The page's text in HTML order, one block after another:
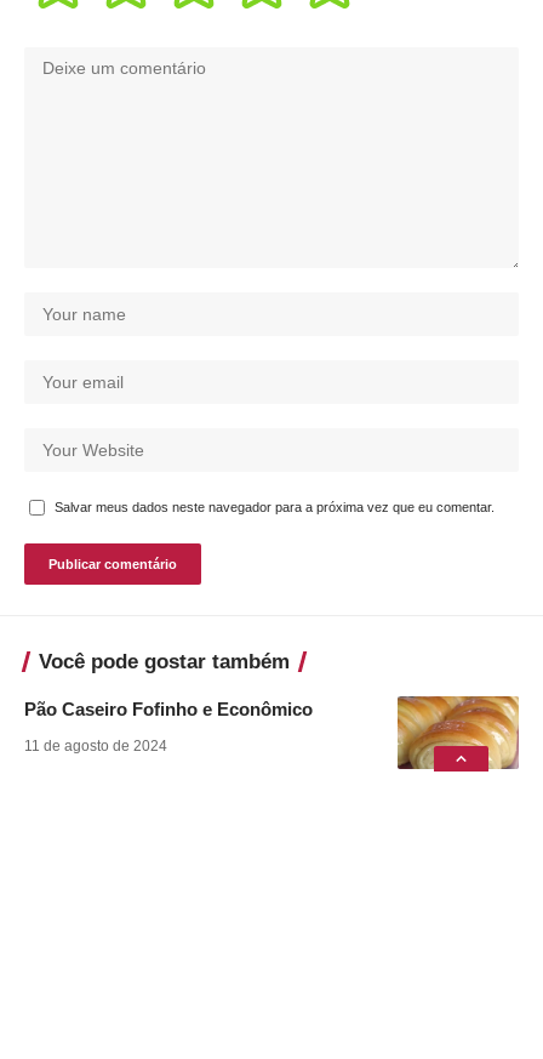
Salvar meus dados neste navegador para a próxima vez que eu comentar.
Você pode gostar também
Pão Caseiro Fofinho e Econômico
11 de agosto de 2024